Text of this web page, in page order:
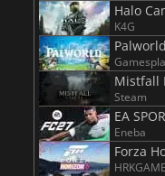
Halo
K4G
Palworld
Mistfall
Steam
EA
Eneba
Forza
HRKGAME